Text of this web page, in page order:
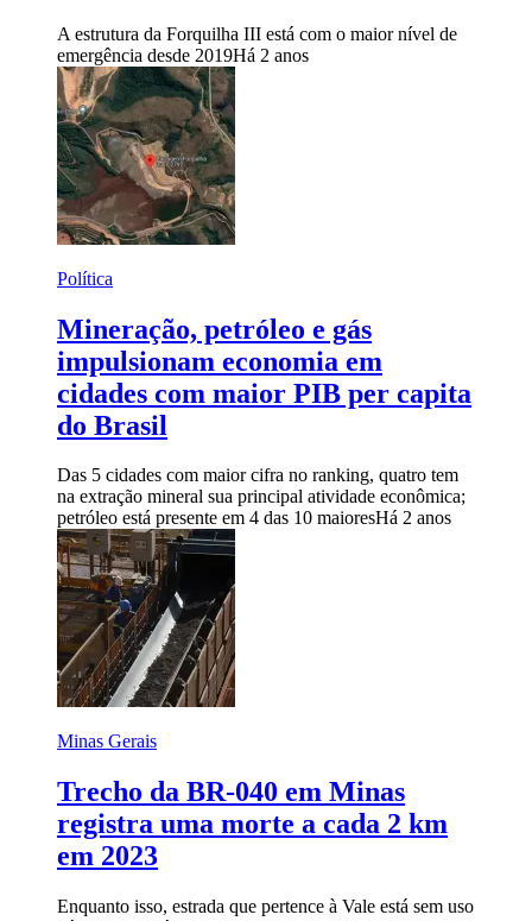
A estrutura da Forquilha III está com o maior nível de
emergência desde 2019Há 2 anos
Política
Mineração, petróleo e gás
impulsionam economia em
cidades com maior PIB per capita
do Brasil
Das 5 cidades com maior cifra no ranking, quatro tem
na extração mineral sua principal atividade econômica;
petróleo está presente em 4 das 10 maioresHá 2 anos
Minas Gerais
Trecho da BR-040 em Minas
registra uma morte a cada 2 km
em 2023
Enquanto isso, estrada que pertence à Vale está sem uso